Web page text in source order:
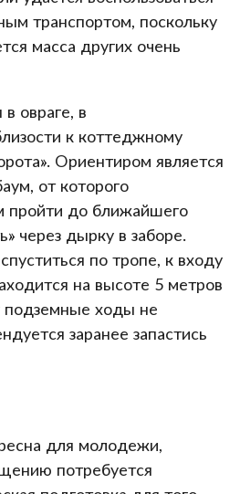
транспортом, поскольку
масса других очень
овраге, в
к коттеджному
Ориентиром является
от которого
пройти до ближайшего
через дырку в заборе.
по тропе, к входу
на высоте 5 метров
подземные ходы не
заранее запастись
для молодежи,
потребуется